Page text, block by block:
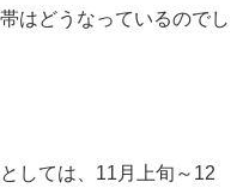
はどうなっているのでし
しては、11月上旬～12